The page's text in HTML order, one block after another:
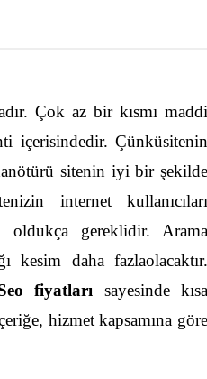
Çok az bir kısmı maddi
içerisindedir. Çünküsitenin
sitenin iyi bir şekilde
internet kullanıcıları
oldukça gereklidir. Arama
kesim daha fazlaolacaktır.
fiyatları sayesinde kısa
hizmet kapsamına göre